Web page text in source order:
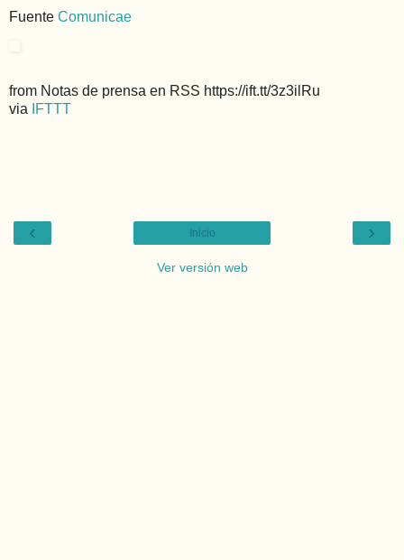
Fuente Comunicae
from Notas de prensa en RSS https://ift.tt/3z3ilRu
via
IFTTT
‹ ›
Inicio
Ver versión web